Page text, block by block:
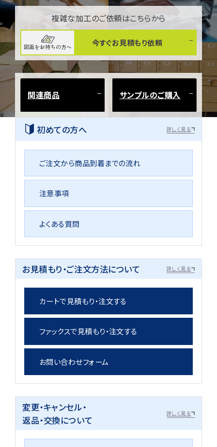
複雑な加工のご依頼はこちらから
図面をお持ちの方へ 今すぐお見積もり依頼
関連商品 サンプルのご購入
初めての方へ 詳しく見る
ご注文から商品到着までの流れ
注意事項
よくある質問
お見積もり・ご注文方法について 詳しく見る
カートで見積もり・注文する
ファックスで見積もり・注文する
お問い合わせフォーム
変更・キャンセル・
返品・交換について
詳しく見る